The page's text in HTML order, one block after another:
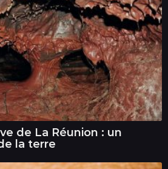
de La Réunion : un
la terre